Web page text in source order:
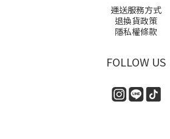
運送服務方式
退換貨政策
隱私權條款
FOLLOW US